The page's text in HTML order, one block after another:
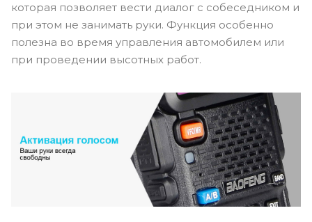
которая позволяет вести диалог с собеседником и
при этом не занимать руки. Функция особенно
полезна во время управления автомобилем или
при проведении высотных работ.